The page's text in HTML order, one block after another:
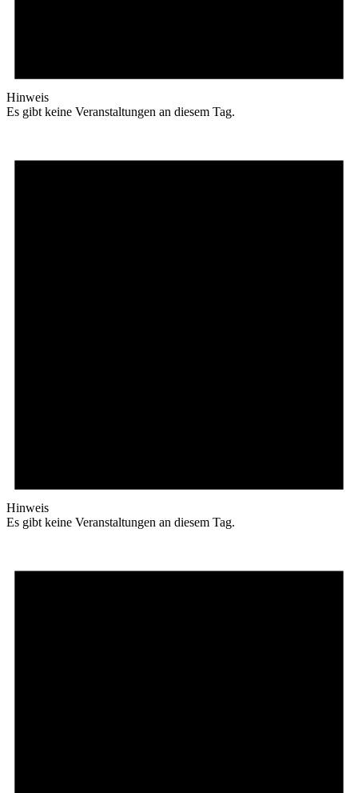
Hinweis
Es gibt keine Veranstaltungen an diesem Tag.
Hinweis
Es gibt keine Veranstaltungen an diesem Tag.